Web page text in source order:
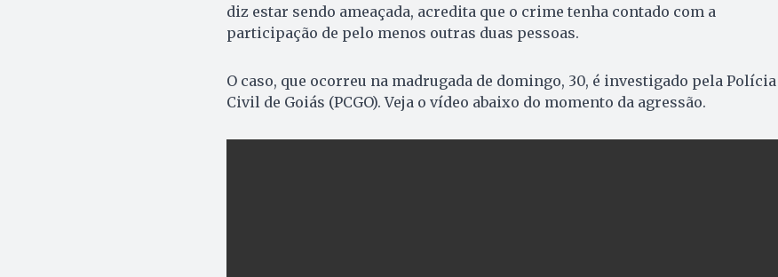
diz estar sendo ameaçada, acredita que o crime tenha contado com a
participação de pelo menos outras duas pessoas.
O caso, que ocorreu na madrugada de domingo, 30, é investigado pela Polícia
Civil de Goiás (PCGO). Veja o vídeo abaixo do momento da agressão.